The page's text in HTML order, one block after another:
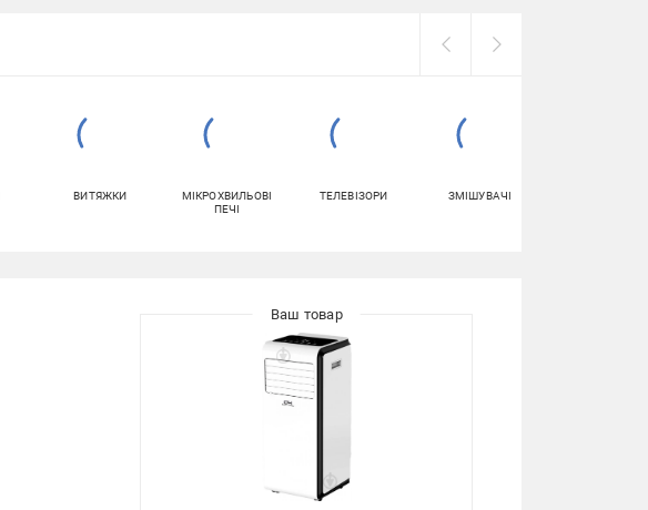
ВИТЯЖКИ
МІКРОХВИЛЬОВІ
ПЕЧІ
ТЕЛЕВІЗОРИ ЗМІШУВАЧІ